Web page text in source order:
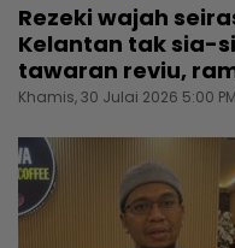
Rezeki wajah
Kelantan tak sia-
tawaran reviu,
Khamis, 30 Julai 2026 5:00 PM